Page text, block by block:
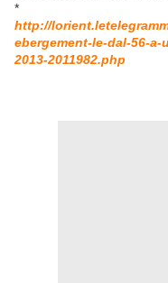
*
http://
ebergement-le-dal-56-
2013-2011982.php